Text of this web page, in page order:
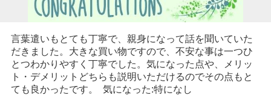
言葉遣いもとても丁寧で、親身になって話を聞いていた
だきました。大きな買い物ですので、不安な事は一つひ
とつわかりやすく丁寧でした。気になった点や、メリッ
ト・デメリットどちらも説明いただけるのでその点もと
ても良かったです。 気になった:特になし